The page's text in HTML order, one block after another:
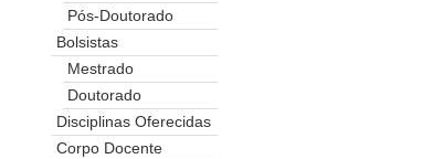
Pós-Doutorado
Bolsistas
Mestrado
Doutorado
Disciplinas Oferecidas
Corpo Docente